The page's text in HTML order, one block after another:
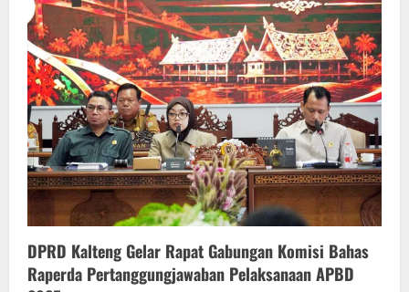
DPRD Kalteng Gelar Rapat Gabungan Komisi Bahas
Raperda Pertanggungjawaban Pelaksanaan APBD